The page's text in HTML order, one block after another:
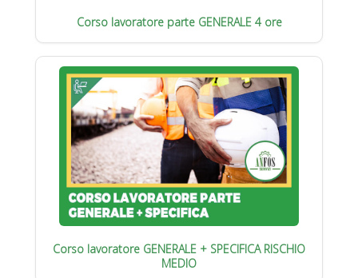
Corso lavoratore parte GENERALE 4 ore
Corso lavoratore GENERALE + SPECIFICA RISCHIO
MEDIO